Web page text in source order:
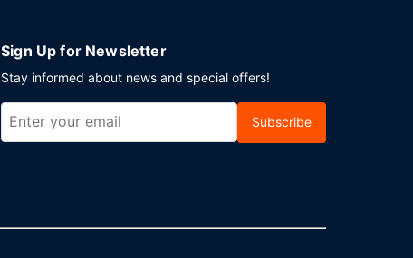
Sign Up for Newsletter
Stay informed about news and special offers!
Subscribe